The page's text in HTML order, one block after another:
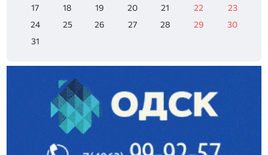
17
18 19 20 21 22
23
24
25 26 27 28 29
30
31